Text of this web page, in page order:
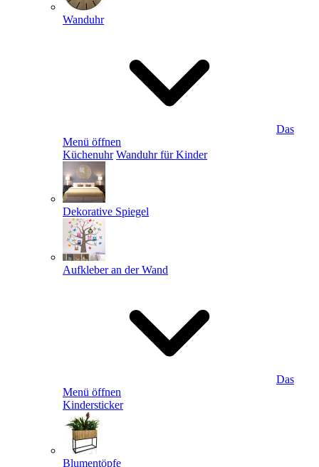
Wanduhr
Das
Menü öffnen
Küchenuhr Wanduhr für Kinder
Dekorative Spiegel
Aufkleber an der Wand
Das
Menü öffnen
Kindersticker
Blumentöpfe